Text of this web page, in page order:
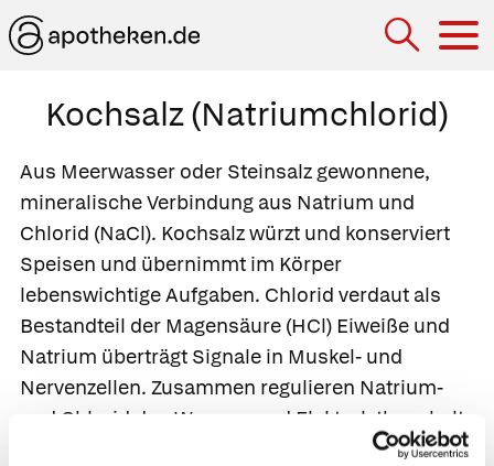
Kochsalz (Natriumchlorid)
Aus Meerwasser oder Steinsalz gewonnene,
mineralische Verbindung aus Natrium und
Chlorid (NaCl). Kochsalz würzt und konserviert
Speisen und übernimmt im Körper
lebenswichtige Aufgaben. Chlorid verdaut als
Bestandteil der Magensäure (HCl) Eiweiße und
Natrium überträgt Signale in Muskel- und
Nervenzellen. Zusammen regulieren Natrium-
und Chlorid den Wasser- und Elektrolythaushalt.
Sie hindern den Körper daran, zuviel Wasser